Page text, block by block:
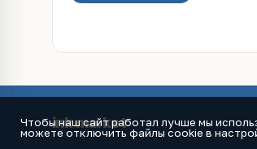
ink.market
Чтобы наш сайт работал лучше мы
можете отключить файлы cookie в